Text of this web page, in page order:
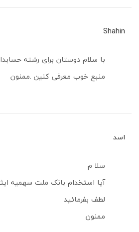
Shahin
با سلام دوستان برای رشته
منبع خوب معرفی کنین .ممنون
اسد
سلا م
آیا استخدام بانک ملت سهمیه
لطف بفرمائید
ممنون